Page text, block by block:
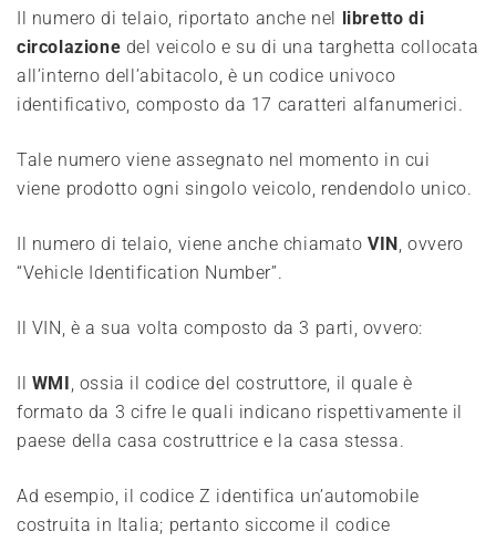
Il numero di telaio, riportato anche nel libretto di
circolazione del veicolo e su di una targhetta collocata
all’interno dell’abitacolo, è un codice univoco
identificativo, composto da 17 caratteri alfanumerici.
Tale numero viene assegnato nel momento in cui
viene prodotto ogni singolo veicolo, rendendolo unico.
Il numero di telaio, viene anche chiamatoVIN, ovvero
“Vehicle Identification Number”.
Il VIN, è a sua volta composto da 3 parti, ovvero:
Il WMI, ossia il codice del costruttore, il quale è
formato da 3 cifre le quali indicano rispettivamente il
paese della casa costruttrice e la casa stessa.
Ad esempio, il codice Z identifica un’automobile
costruita in Italia; pertanto siccome il codice